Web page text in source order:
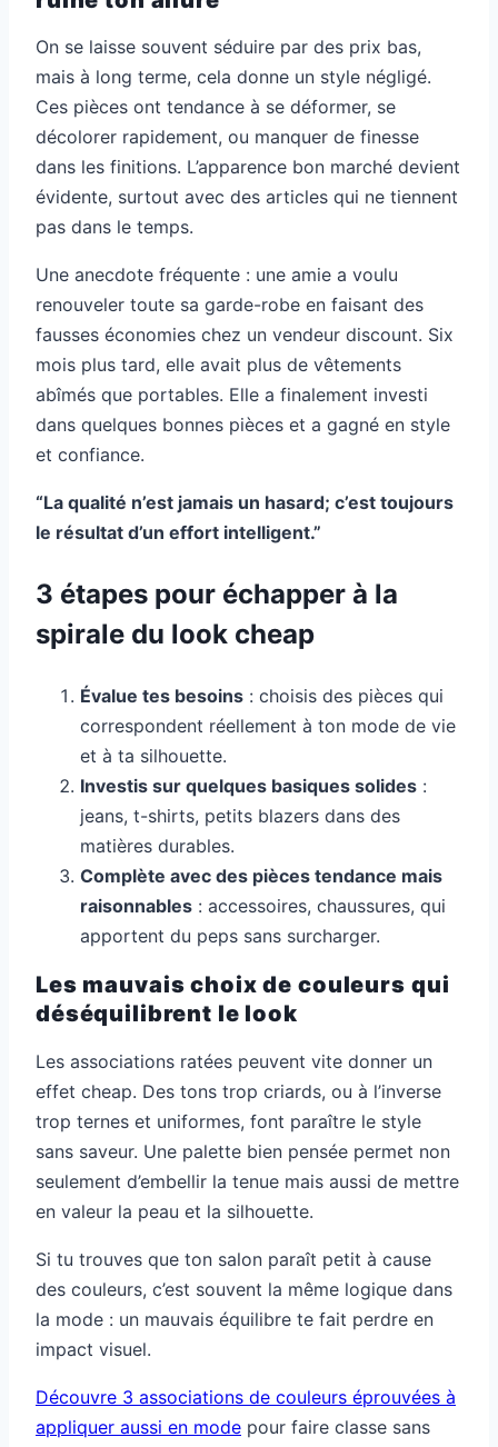
On se laisse souvent séduire par des prix bas,
mais à long terme, cela donne un style négligé.
Ces pièces ont tendance à se déformer, se
décolorer rapidement, ou manquer de finesse
dans les finitions. L’apparence bon marché devient
évidente, surtout avec des articles qui ne tiennent
pas dans le temps.
Une anecdote fréquente : une amie a voulu
renouveler toute sa garde-robe en faisant des
fausses économies chez un vendeur discount. Six
mois plus tard, elle avait plus de vêtements
abîmés que portables. Elle a finalement investi
dans quelques bonnes pièces et a gagné en style
et confiance.
“La qualité n’est jamais un hasard; c’est toujours
le résultat d’un effort intelligent.”
3 étapes pour échapper à la
spirale du look cheap
Évalue tes besoins : choisis des pièces qui
correspondent réellement à ton mode de vie
et à ta silhouette.
Investis sur quelques basiques solides :
jeans, t-shirts, petits blazers dans des
matières durables.
Complète avec des pièces tendance mais
raisonnables : accessoires, chaussures, qui
apportent du peps sans surcharger.
Les mauvais choix de couleurs qui
déséquilibrent le look
Les associations ratées peuvent vite donner un
effet cheap. Des tons trop criards, ou à l’inverse
trop ternes et uniformes, font paraître le style
sans saveur. Une palette bien pensée permet non
seulement d’embellir la tenue mais aussi de mettre
en valeur la peau et la silhouette.
Si tu trouves que ton salon paraît petit à cause
des couleurs, c’est souvent la même logique dans
la mode : un mauvais équilibre te fait perdre en
impact visuel.
Découvre 3 associations de couleurs éprouvées à
appliquer aussi en mode pour faire classe sans